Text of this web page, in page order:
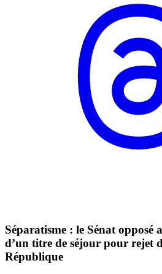
Séparatisme : le Sénat opposé
d’un titre de séjour pour rejet
République